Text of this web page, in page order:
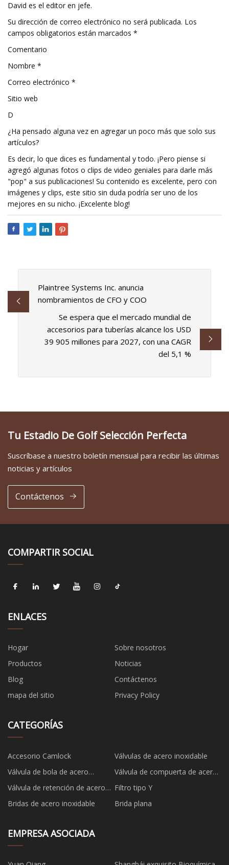
David es el editor en jefe.
Su dirección de correo electrónico no será publicada. Los
campos obligatorios están marcados *
Comentario
Nombre *
Correo electrónico *
Sitio web
D
¿Ha pensado alguna vez en agregar un poco más que solo sus
artículos?
Es decir, lo que dices es fundamental y todo. ¡Pero piense si
agregó algunas fotos o clips de video geniales para darle más
"pop" a sus publicaciones! Su contenido es excelente, pero con
imágenes y clips, este sitio sin duda podría ser uno de los
mejores en su nicho. ¡Excelente blog!
Plaintree Systems Inc. anuncia
nombramientos de CFO y COO
Se espera que el mercado mundial de
accesorios para tuberías alcance los USD
39 905 millones para 2027, con una CAGR
del 5,1 %
Tu Estadio De Golf Selección Perfecta
Suscríbase a nuestro boletín mensual para recibir las últimas
noticias y artículos
Contáctenos
COMPARTIR SOCIAL
ENLACES
Hogar
Sobre nosotros
Productos
Noticias
Blog
Contáctenos
mapa del sitio
Privacy Policy
CATEGORÍAS
Accesorio Camlock
Válvulas de acero inoxidable
Válvula de bola de acero
inoxidable
Válvula de compuerta de acero
inoxidable
Válvula de retención de acero
inoxidable
Filtro tipo Y
Bridas de acero inoxidable
Brida plana
EMPRESA ASOCIADA